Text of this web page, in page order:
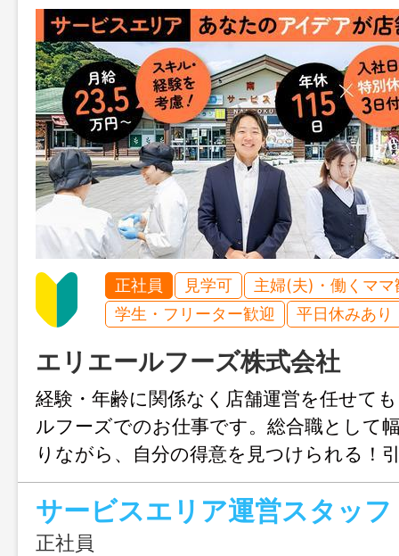
正社員 見学可
主婦(夫)・働くママ
学生・フリーター歓迎
平日休みあり
エリエールフーズ株式会社
経験・年齢に関係なく店舗運営を任せて
ルフーズでのお仕事です。総合職として
りながら、自分の得意を見つけられる！
新たなキャリアを描いていきたい方も歓
正社員